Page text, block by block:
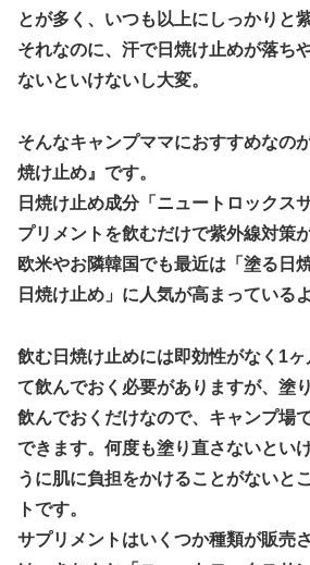
とが多く、いつも以上にしっかりと
それなのに、汗で日焼け止めが落ち
ないといけないし大変。
そんなキャンプママにおすすめなの
焼け止め』です。
日焼け止め成分「ニュートロックス
プリメントを飲むだけで紫外線対策
欧米やお隣韓国でも最近は「塗る日
日焼け止め」に人気が高まっている
飲む日焼け止めには即効性がなく1
て飲んでおく必要がありますが、塗
飲んでおくだけなので、キャンプ場
できます。何度も塗り直さないとい
うに肌に負担をかけることがないと
トです。
サプリメントはいくつか種類が販売